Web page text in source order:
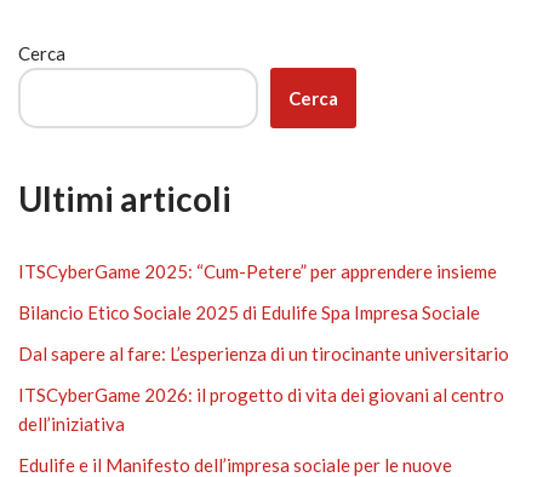
Cerca
Cerca
Ultimi articoli
ITSCyberGame 2025: “Cum-Petere” per apprendere insieme
Bilancio Etico Sociale 2025 di Edulife Spa Impresa Sociale
Dal sapere al fare: L’esperienza di un tirocinante universitario
ITSCyberGame 2026: il progetto di vita dei giovani al centro
dell’iniziativa
Edulife e il Manifesto dell’impresa sociale per le nuove